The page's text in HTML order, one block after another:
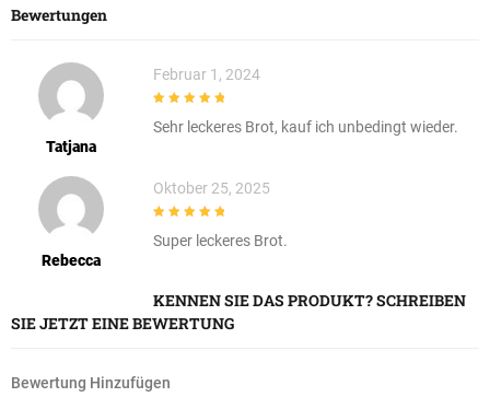
Bewertungen
Tatjana
Februar 1, 2024
Sehr leckeres Brot, kauf ich unbedingt wieder.
Rebecca
Oktober 25, 2025
Super leckeres Brot.
KENNEN SIE DAS PRODUKT? SCHREIBEN
SIE JETZT EINE BEWERTUNG
Bewertung Hinzufügen